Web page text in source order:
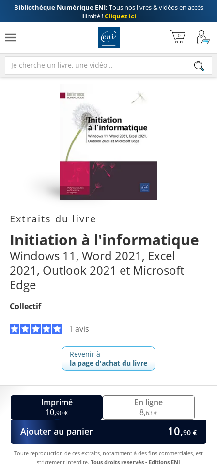
Bibliothèque Numérique ENI: Tous nos livres & vidéos en accès
illimité !Cliquez ici
Extraits du livre
Initiation à l'informatique
Windows 11, Word 2021, Excel
2021, Outlook 2021 et Microsoft
Edge
Collectif
1 avis
Revenir à
la page d'achat du livre
Imprimé
10,90 €
En ligne
8,63 €
Ajouter au panier 10,90 €
Toute reproduction de ces extraits, notamment à des fins commerciales, est
strictement interdite. Tous droits reservés - Editions ENI